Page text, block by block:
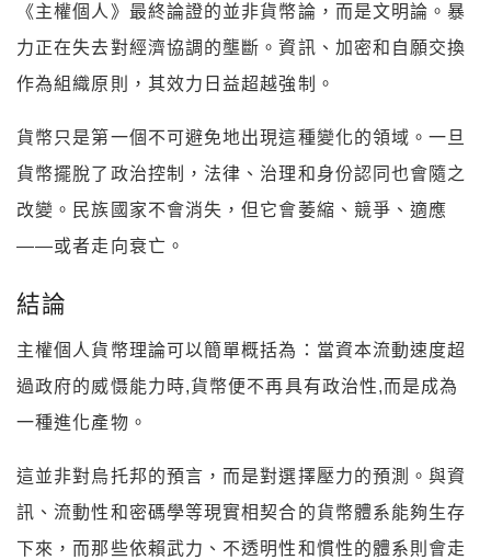
《主權個人》最終論證的並非貨幣論，而是文明論。暴
力正在失去對經濟協調的壟斷。資訊、加密和自願交換
作為組織原則，其效力日益超越強制。
貨幣只是第一個不可避免地出現這種變化的領域。一旦
貨幣擺脫了政治控制，法律、治理和身份認同也會隨之
改變。民族國家不會消失，但它會萎縮、競爭、適應
——或者走向衰亡。
結論
主權個人貨幣理論可以簡單概括為：當資本流動速度超
過政府的威慑能力時,貨幣便不再具有政治性,而是成為
一種進化產物。
這並非對烏托邦的預言，而是對選擇壓力的預測。與資
訊、流動性和密碼學等現實相契合的貨幣體系能夠生存
下來，而那些依賴武力、不透明性和慣性的體系則會走